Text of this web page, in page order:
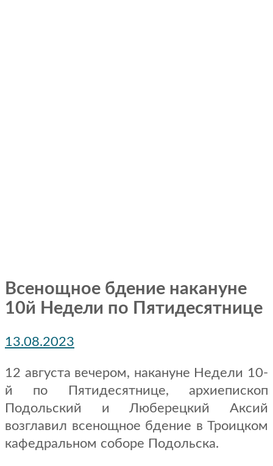
Всенощное бдение накануне
10й Недели по Пятидесятнице
13.08.2023
12 августа вечером, накануне Недели 10-
й по Пятидесятнице, архиепископ
Подольский и Люберецкий Аксий
возглавил всенощное бдение в Троицком
кафедральном соборе Подольска.